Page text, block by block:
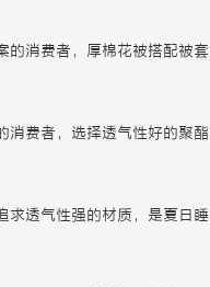
的消费者，厚棉花被搭配被套
消费者，选择透气性好的聚酯
求透气性强的材质，是夏日睡